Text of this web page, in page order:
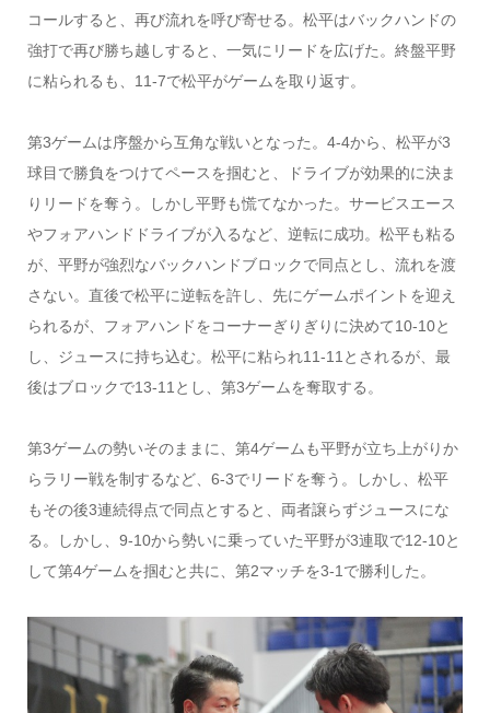
コールすると、再び流れを呼び寄せる。松平はバックハンドの
強打で再び勝ち越しすると、一気にリードを広げた。終盤平野
に粘られるも、11-7で松平がゲームを取り返す。
第3ゲームは序盤から互角な戦いとなった。4-4から、松平が3
球目で勝負をつけてペースを掴むと、ドライブが効果的に決ま
りリードを奪う。しかし平野も慌てなかった。サービスエース
やフォアハンドドライブが入るなど、逆転に成功。松平も粘る
が、平野が強烈なバックハンドブロックで同点とし、流れを渡
さない。直後で松平に逆転を許し、先にゲームポイントを迎え
られるが、フォアハンドをコーナーぎりぎりに決めて10-10と
し、ジュースに持ち込む。松平に粘られ11-11とされるが、最
後はブロックで13-11とし、第3ゲームを奪取する。
第3ゲームの勢いそのままに、第4ゲームも平野が立ち上がりか
らラリー戦を制するなど、6-3でリードを奪う。しかし、松平
もその後3連続得点で同点とすると、両者譲らずジュースにな
る。しかし、9-10から勢いに乗っていた平野が3連取で12-10と
して第4ゲームを掴むと共に、第2マッチを3-1で勝利した。